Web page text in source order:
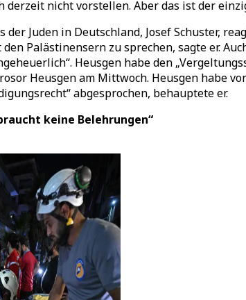
derzeit nicht vorstellen. Aber das ist der
der Juden in Deutschland, Josef Schuster,
Palästinensern zu sprechen, sagte er.
Heusgen habe den
Heusgen am Mittwoch. Heusgen habe
abgesprochen, behauptete er.
keine Belehrungen“